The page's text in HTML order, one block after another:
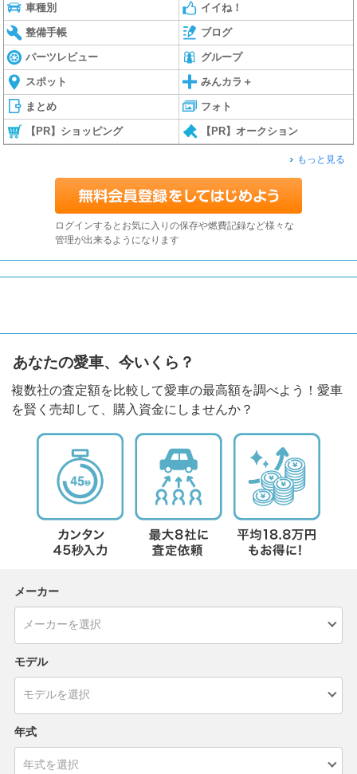
車種別 イイね！
整備手帳 ブログ
パーツレビュー グループ
スポット みんカラ＋
まとめ フォト
【PR】ショッピング 【PR】オークション
もっと見る
ログインするとお気に入りの保存や燃費記録など様々な
管理が出来るようになります
あなたの愛車、今いくら？
複数社の査定額を比較して愛車の最高額を調べよう！愛車
を賢く売却して、購入資金にしませんか？
メーカー
モデル
年式